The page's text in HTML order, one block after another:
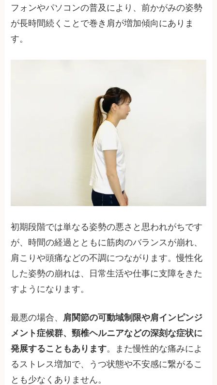
フォンやパソコンの普及により、前かがみの姿勢
が長時間続くことで巻き肩が増加傾向にありま
す。
初期段階では単なる姿勢の悪さと思われがちです
が、時間の経過とともに筋肉のバランスが崩れ、
肩こりや頭痛などの不調につながります。慢性化
した姿勢の崩れは、日常生活や仕事に支障をきた
すようになります。
最悪の場合、 肩関節の可動域制限や肩インピンジ
メント症候群、頸椎ヘルニアなどの深刻な症状に
発展することもあります。また慢性的な痛みによ
るストレス増加で、うつ状態や不安感に繋がるこ
とも少なくありません。